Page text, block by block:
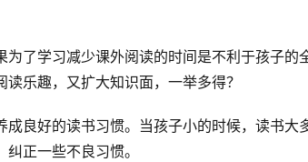
了学习减少课外阅读的时间是不利于孩子的
乐趣，又扩大知识面，一举多得？
良好的读书习惯。当孩子小的时候，读书大
正一些不良习惯。